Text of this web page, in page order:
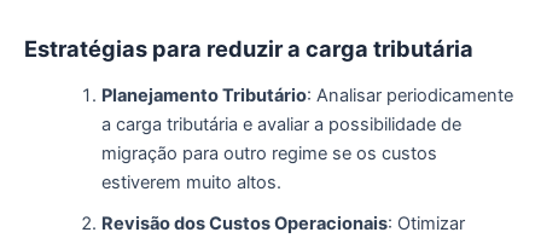
Estratégias para reduzir a carga tributária
Planejamento Tributário: Analisar periodicamente
a carga tributária e avaliar a possibilidade de
migração para outro regime se os custos
estiverem muito altos.
Revisão dos Custos Operacionais: Otimizar